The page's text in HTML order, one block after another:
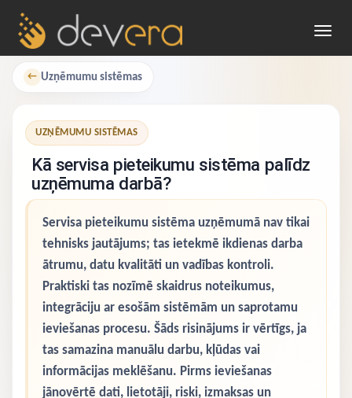
← Uzņēmumu sistēmas
UZŅĒMUMU SISTĒMAS
Kā servisa pieteikumu sistēma palīdz
uzņēmuma darbā?
Servisa pieteikumu sistēma uzņēmumā nav tikai
tehnisks jautājums; tas ietekmē ikdienas darba
ātrumu, datu kvalitāti un vadības kontroli.
Praktiski tas nozīmē skaidrus noteikumus,
integrāciju ar esošām sistēmām un saprotamu
ieviešanas procesu. Šāds risinājums ir vērtīgs, ja
tas samazina manuālu darbu, kļūdas vai
informācijas meklēšanu. Pirms ieviešanas
jānovērtē dati, lietotāji, riski, izmaksas un